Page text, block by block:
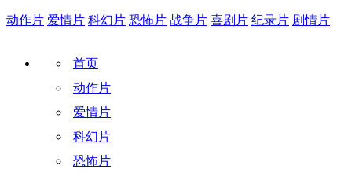
动作片 爱情片 科幻片 恐怖片 战争片 喜剧片 纪录片 剧情片
首页
动作片
爱情片
科幻片
恐怖片